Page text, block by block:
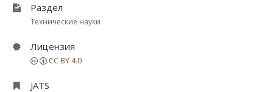
Раздел
Технические науки
Лицензия
CC BY 4.0
JATS